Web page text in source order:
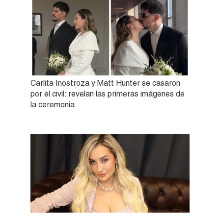
Carlita Inostroza y Matt Hunter se casaron
por el civil: revelan las primeras imágenes de
la ceremonia